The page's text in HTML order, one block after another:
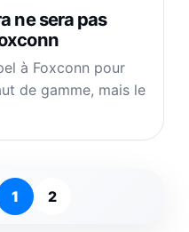
ne sera pas
à Foxconn pour
de gamme, mais le
1 2